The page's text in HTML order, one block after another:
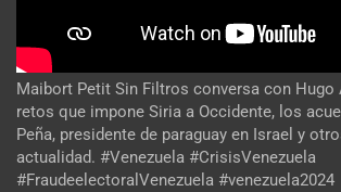
Maibort Petit Sin Filtros conversa con Hugo
retos que impone Siria a Occidente, los
Peña, presidente de paraguay en Israel y
actualidad. #Venezuela #CrisisVenezuela
#FraudeelectoralVenezuela #venezuela2024